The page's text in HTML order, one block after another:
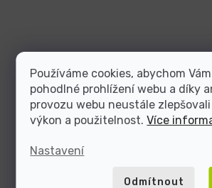
Používáme cookies, abychom
pohodlné prohlížení webu a díky
provozu webu neustále
výkon a použitelnost.Více
Nastavení
Odmítnout